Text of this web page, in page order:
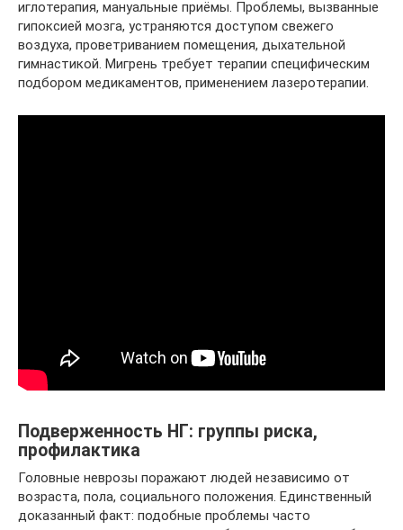
иглотерапия, мануальные приёмы. Проблемы, вызванные
гипоксией мозга, устраняются доступом свежего
воздуха, проветриванием помещения, дыхательной
гимнастикой. Мигрень требует терапии специфическим
подбором медикаментов, применением лазеротерапии.
Подверженность НГ: группы риска,
профилактика
Головные неврозы поражают людей независимо от
возраста, пола, социального положения. Единственный
доказанный факт: подобные проблемы часто